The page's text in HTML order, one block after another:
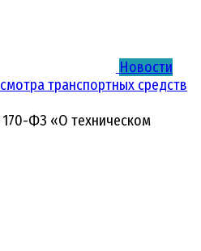
Новости
транспортных средств
ФЗ «О техническом